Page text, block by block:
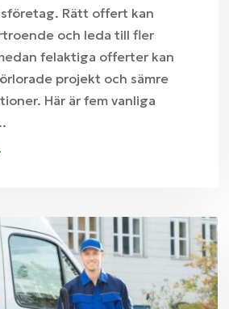
Rätt offert kan
och leda till fler
felaktiga offerter kan
projekt och sämre
Här är fem vanliga